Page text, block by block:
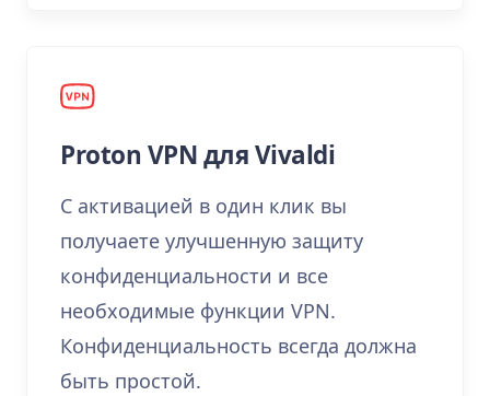
Proton VPN для Vivaldi
С активацией в один клик вы
получаете улучшенную защиту
конфиденциальности и все
необходимые функции VPN.
Конфиденциальность всегда должна
быть простой.